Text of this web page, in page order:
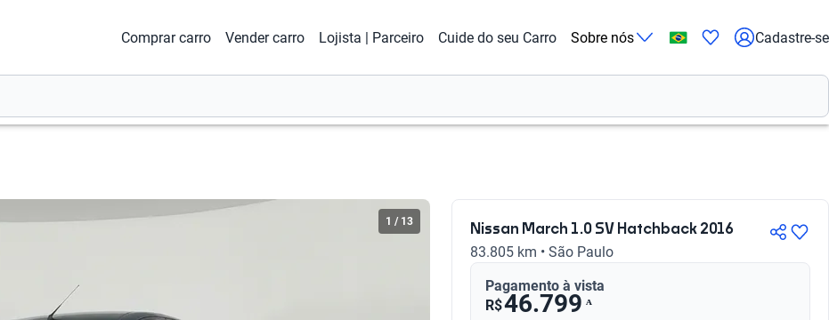
Comprar carro Vender carro Lojista | Parceiro Cuide do seu Carro Sobre nós Cadastre-se
Nissan March 1.0 SV Hatchback 2016
83.805 km • São Paulo
Pagamento à vista
R$46.799 ᴬ
1 / 13